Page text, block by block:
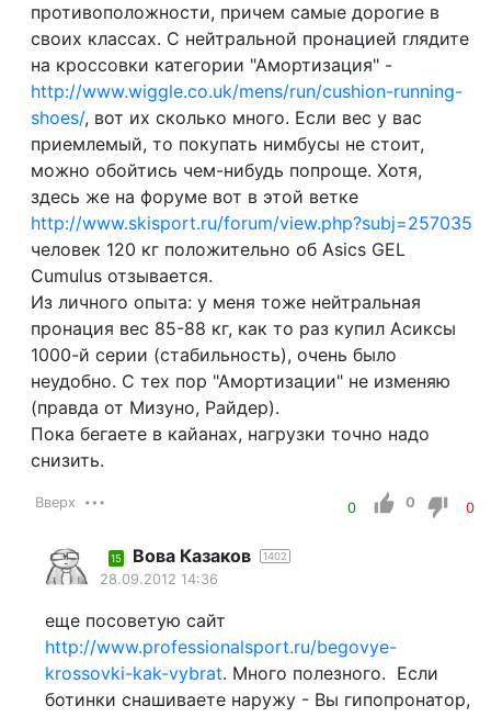
противоположности, причем самые дорогие в
своих классах. С нейтральной пронацией глядите
на кроссовки категории "Амортизация" -
http://www.wiggle.co.uk/mens/run/cushion-running-
shoes/, вот их сколько много. Если вес у вас
приемлемый, то покупать нимбусы не стоит,
можно обойтись чем-нибудь попроще. Хотя,
здесь же на форуме вот в этой ветке
http://www.skisport.ru/forum/view.php?subj=257035
человек 120 кг положительно об Asics GEL
Cumulus отзывается.
Из личного опыта: у меня тоже нейтральная
пронация вес 85-88 кг, как то раз купил Асиксы
1000-й серии (стабильность), очень было
неудобно. С тех пор "Амортизации" не изменяю
(правда от Мизуно, Райдер).
Пока бегаете в кайанах, нагрузки точно надо
снизить.
Вверх 0 0 0
15 Вова Казаков 1402
28.09.2012 14:36
еще посоветую сайт
http://www.professionalsport.ru/begovye-
krossovki-kak-vybrat. Много полезного. Если
ботинки снашиваете наружу - Вы гипопронатор,